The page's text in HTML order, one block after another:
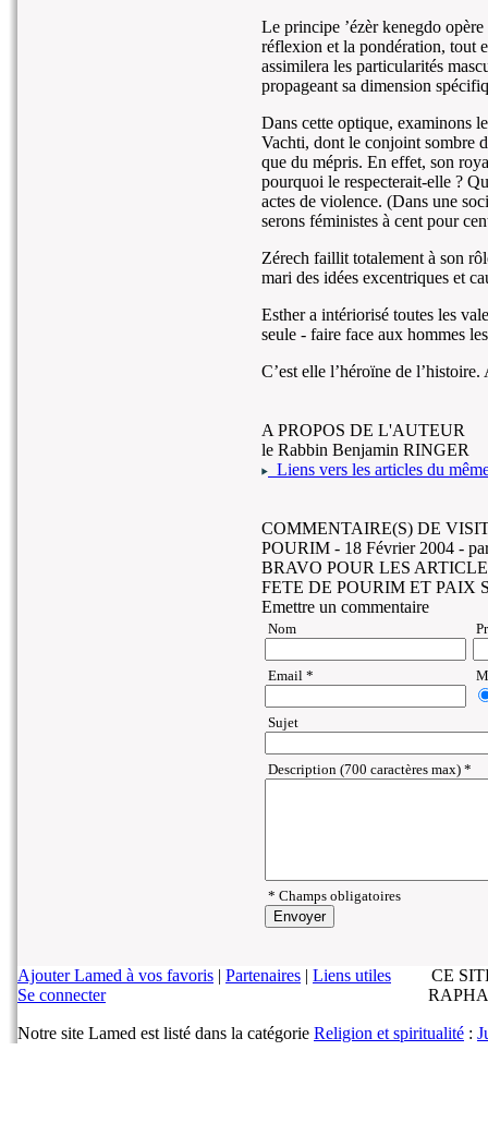
Le principe ’ézèr kenegdo
réflexion et la pondération, tout
assimilera les particularités
propageant sa dimension
Dans cette optique, examinons
Vachti, dont le conjoint sombre
que du mépris. En effet, son
pourquoi le respecterait-elle ?
actes de violence. (Dans une
serons féministes à cent pour
Zérech faillit totalement à son
mari des idées excentriques et
Esther a intériorisé toutes les
seule - faire face aux hommes
C’est elle l’héroïne de
A PROPOS DE L'AUTEUR
le Rabbin Benjamin RINGER
Liens vers les articles du
COMMENTAIRE(S) DE
POURIM - 18 Février 2004 -
BRAVO POUR LES
FETE DE POURIM ET PAIX
Emettre un commentaire
Nom
Email *
Sujet
Description (700 caractères max) *
* Champs obligatoires
Ajouter Lamed à vos favoris | Partenaires | Liens utiles
Se connecter
CE
Notre site Lamed est listé dans la catégorie Religion et spiritualité :